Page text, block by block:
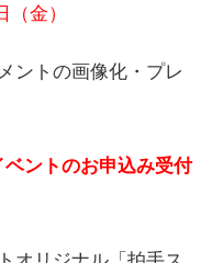
（金）
ントの画像化・プレ
ントのお申込み受付